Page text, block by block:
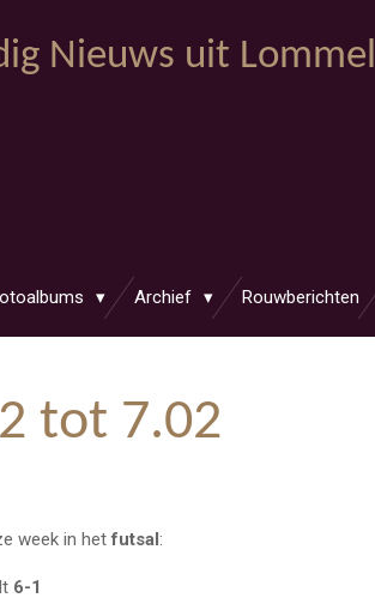
Nieuws uit Lommel
Archief Rouwberichten
tot 7.02
week in hetfutsal:
6-1